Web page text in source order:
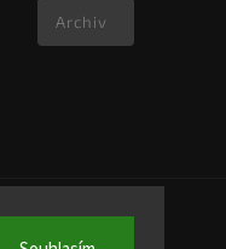
Archiv